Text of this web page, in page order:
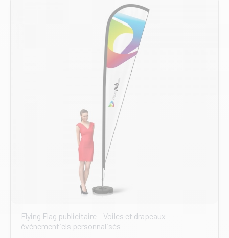
options
peuvent
être
choisies
la
page
du
produit
Flying Flag publicitaire – Voiles et drapeaux
événementiels personnalisés